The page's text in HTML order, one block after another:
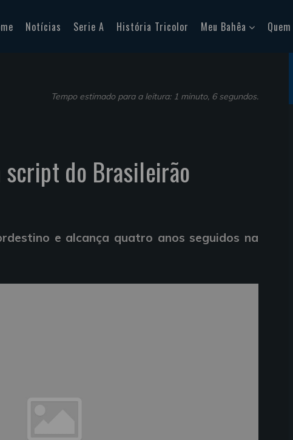
Notícias Serie A História Tricolor Meu Bahêa
Tempo estimado para a leitura: 1 minuto, 6 segundos.
script do Brasileirão
e alcança quatro anos seguidos na